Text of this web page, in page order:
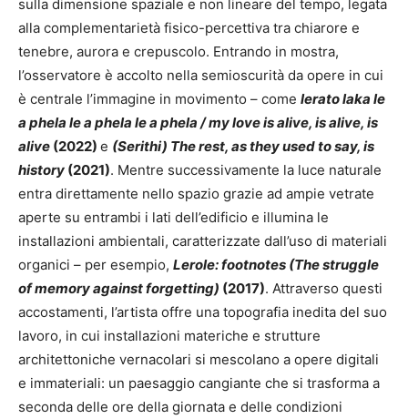
sulla dimensione spaziale e non lineare del tempo, legata
alla complementarietà fisico-percettiva tra chiarore e
tenebre, aurora e crepuscolo. Entrando in mostra,
l’osservatore è accolto nella semioscurità da opere in cui
è centrale l’immagine in movimento – come lerato laka le
a phela le a phela le a phela / my love is alive, is alive, is
alive (2022) e (Serithi) The rest, as they used to say, is
history (2021). Mentre successivamente la luce naturale
entra direttamente nello spazio grazie ad ampie vetrate
aperte su entrambi i lati dell’edificio e illumina le
installazioni ambientali, caratterizzate dall’uso di materiali
organici – per esempio, Lerole: footnotes (The struggle
of memory against forgetting) (2017). Attraverso questi
accostamenti, l’artista offre una topografia inedita del suo
lavoro, in cui installazioni materiche e strutture
architettoniche vernacolari si mescolano a opere digitali
e immateriali: un paesaggio cangiante che si trasforma a
seconda delle ore della giornata e delle condizioni